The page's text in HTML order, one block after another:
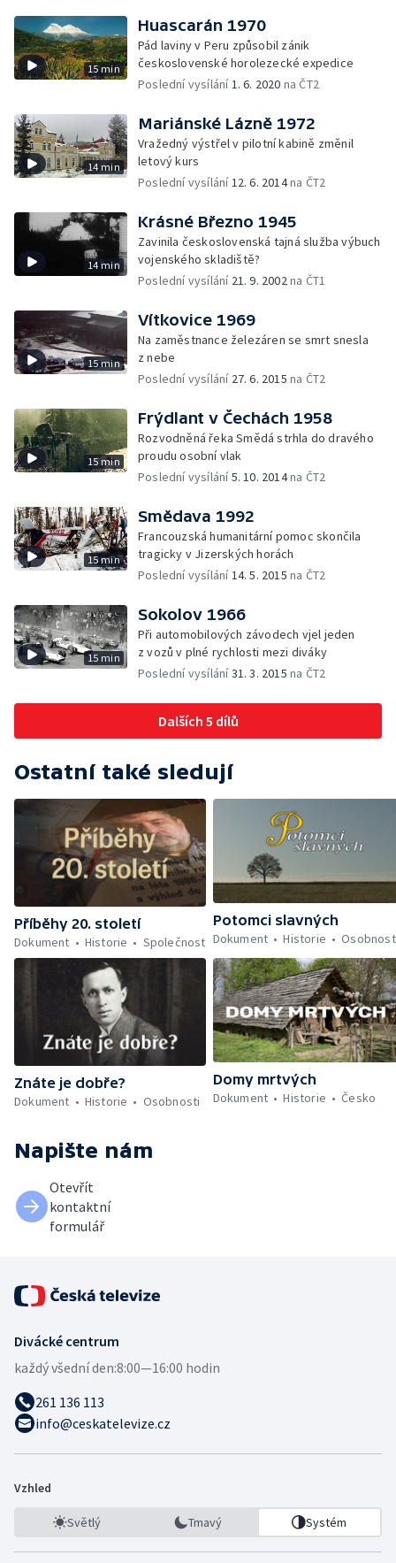
15 min
Huascarán 1970
Pád laviny v Peru způsobil zánik
československé horolezecké expedice
Poslední vysílání1. 6. 2020 na ČT2
14 min
Mariánské Lázně 1972
Vražedný výstřel v pilotní kabině změnil
letový kurs
Poslední vysílání12. 6. 2014na ČT2
14 min
Krásné Březno 1945
Zavinila československá tajná služba výbuch
vojenského skladiště?
Poslední vysílání 21. 9. 2002na ČT1
15 min
Vítkovice 1969
Na zaměstnance železáren se smrt snesla
z nebe
Poslední vysílání 27. 6. 2015 na ČT2
15 min
Frýdlant v Čechách 1958
Rozvodněná řeka Smědá strhla do dravého
proudu osobní vlak
Poslední vysílání5. 10. 2014na ČT2
15 min
Smědava 1992
Francouzská humanitární pomoc skončila
tragicky v Jizerských horách
Poslední vysílání14. 5. 2015 na ČT2
15 min
Sokolov 1966
Při automobilových závodech vjel jeden
z vozů v plné rychlosti mezi diváky
Poslední vysílání31. 3. 2015 na ČT2
Dalších 5 dílů
Ostatní také sledují
Příběhy 20. století
Dokument
Historie Společnost
Potomci slavných
Dokument
Historie
Znáte je dobře?
Dokument
Historie Osobnosti
Domy mrtvých
Dokument
Historie Česko
Napište nám
Otevřít
kontaktní
formulář
Divácké centrum
každý všední den:8:00—16:00 hodin
261 136 113
info@ceskatelevize.cz
Vzhled
Světlý Tmavý Systém